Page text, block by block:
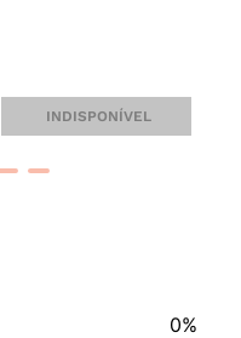
INDISPONÍVEL
0%